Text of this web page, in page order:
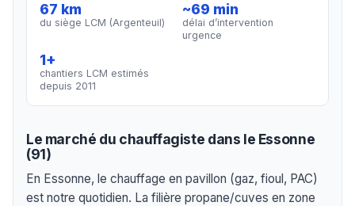
67 km
du siège LCM (Argenteuil)
~69 min
délai d’intervention
urgence
1+
chantiers LCM estimés
depuis 2011
Le marché du chauffagiste dans le Essonne
(91)
En Essonne, le chauffage en pavillon (gaz, fioul, PAC)
est notre quotidien. La filière propane/cuves en zone